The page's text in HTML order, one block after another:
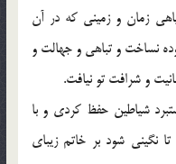
زمان و زمینی که در آن
نساخت و تباهی و جهالت و
و شرافت تو نیافت.
شیاطین حفظ کردی و با
شود بر خاتم زیبای